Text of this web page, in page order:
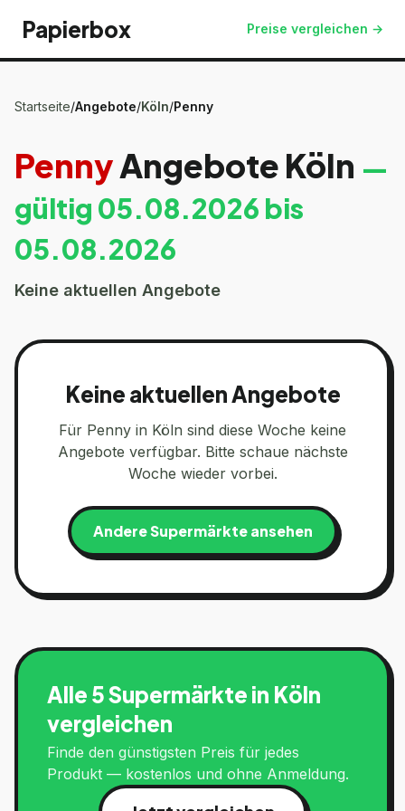
Papierbox Preise vergleichen →
Startseite/Angebote/Köln/Penny
PennyAngebote Köln —
gültig 05.08.2026 bis
05.08.2026
Keine aktuellen Angebote
Keine aktuellen Angebote
Für Penny in Köln sind diese Woche keine
Angebote verfügbar. Bitte schaue nächste
Woche wieder vorbei.
Andere Supermärkte ansehen
Alle 5 Supermärkte in Köln
vergleichen
Finde den günstigsten Preis für jedes
Produkt — kostenlos und ohne Anmeldung.